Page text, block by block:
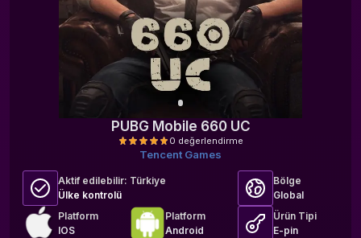
PUBG Mobile 660 UC
Tencent Games
Aktif edilebilir: Türkiye
Ülke kontrolü
Bölge
Global
Platform
IOS
Platform
Android
Ürün Tipi
E-pin